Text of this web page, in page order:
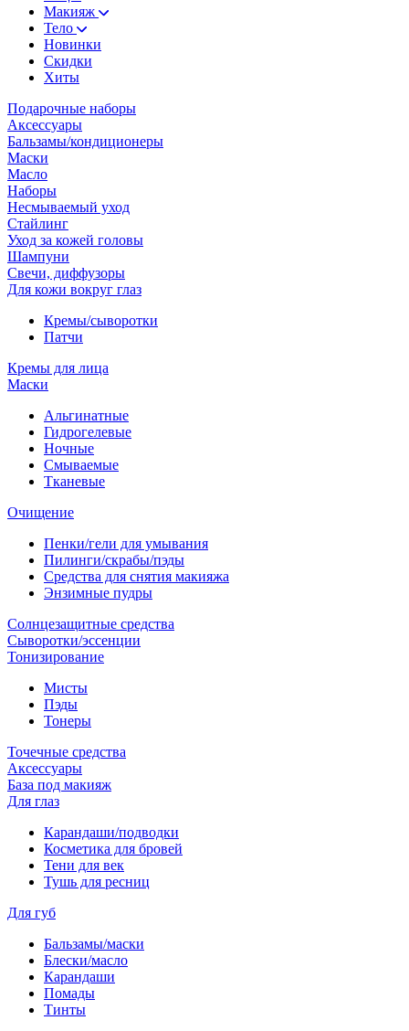
Макияж
Тело
Новинки
Скидки
Хиты
Подарочные наборы
Аксессуары
Бальзамы/кондиционеры
Маски
Масло
Наборы
Несмываемый уход
Стайлинг
Уход за кожей головы
Шампуни
Свечи, диффузоры
Для кожи вокруг глаз
Кремы/сыворотки
Патчи
Кремы для лица
Маски
Альгинатные
Гидрогелевые
Ночные
Смываемые
Тканевые
Очищение
Пенки/гели для умывания
Пилинги/скрабы/пэды
Средства для снятия макияжа
Энзимные пудры
Солнцезащитные средства
Сыворотки/эссенции
Тонизирование
Мисты
Пэды
Тонеры
Точечные средства
Аксессуары
База под макияж
Для глаз
Карандаши/подводки
Косметика для бровей
Тени для век
Тушь для ресниц
Для губ
Бальзамы/маски
Блески/масло
Карандаши
Помады
Тинты